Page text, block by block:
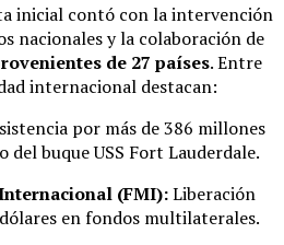
inicial contó con la intervención
nacionales y la colaboración de
de 27 países. Entre
internacional destacan:
por más de 386 millones
del buque USS Fort Lauderdale.
(FMI):Liberación
en fondos multilaterales.